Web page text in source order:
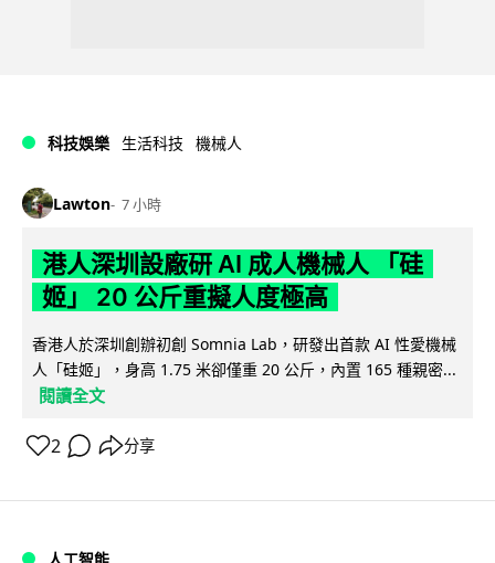
科技娛樂 生活科技 機械人
Lawton 7 小時
港人深圳設廠研 AI 成人機械人 「硅
姬」 20 公斤重擬人度極高
香港人於深圳創辦初創 Somnia Lab，研發出首款 AI 性愛機械
人「硅姬」，身高 1.75 米卻僅重 20 公斤，內置 165 種親密...
閱讀全文
2 分享